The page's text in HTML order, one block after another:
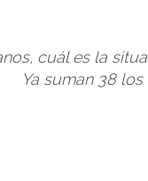
cuál es la
Ya suman 38